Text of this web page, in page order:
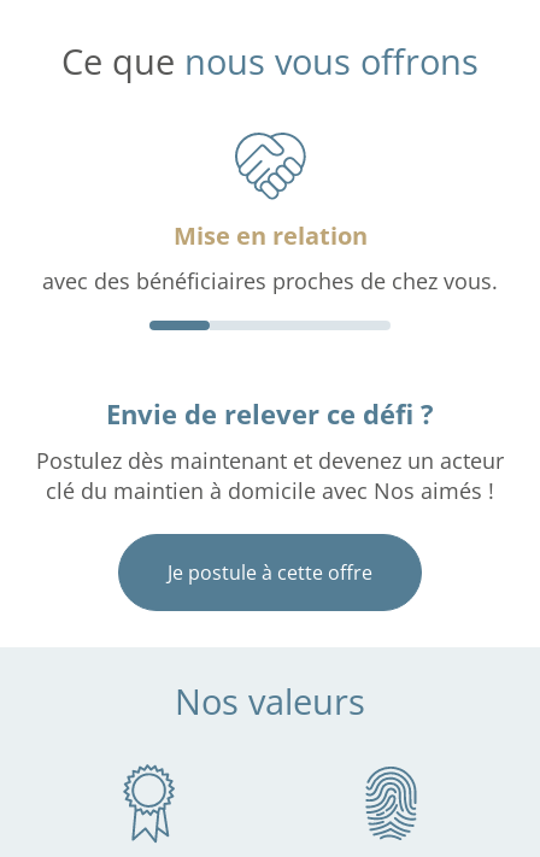
Ce que nous vous offrons
Mise en relation
avec des bénéficiaires proches de chez vous.
Envie de relever ce défi ?
Postulez dès maintenant et devenez un acteur
clé du maintien à domicile avec Nos aimés !
Je postule à cette offre
Nos valeurs